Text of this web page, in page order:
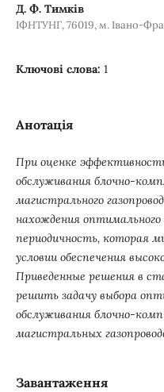
Д. Ф. Тимків
ІФНТУНГ, 76019, м. Івано-
Ключові слова: 1
Анотація
При оценке
обслуживания блочно-
магистрального
нахождения оптимального
периодичность, которая
условии обеспечения
Приведенные решения в
решить задачу выбора
обслуживания блочно-
магистральных
Завантаження